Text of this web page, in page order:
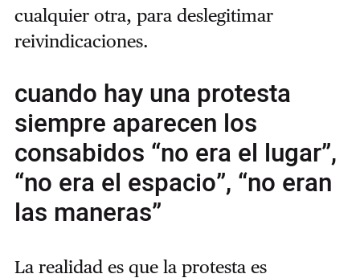
cualquier otra, para deslegitimar
reivindicaciones.
cuando hay una protesta
siempre aparecen los
consabidos “no era el lugar”,
“no era el espacio”, “no eran
las maneras”
La realidad es que la protesta es